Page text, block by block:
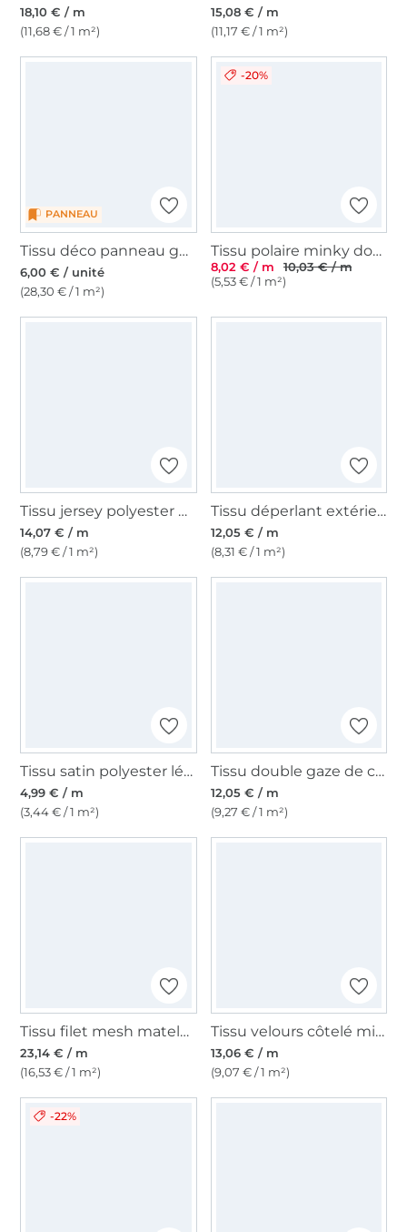
18,10 € / m
(11,68 € / 1 m²)
15,08 € / m
(11,17 € / 1 m²)
PANNEAU
Tissu déco panneau gobelin Chat Royal Cat, 46 x 46 cm
6,00 € / unité
(28,30 € / 1 m²)
-20%
Tissu polaire minky doux à pois, jaune clair
8,02 € / m
10,03 € / m
(5,53 € / 1 m²)
Tissu jersey polyester brillant stretch, or
14,07 € / m
(8,79 € / 1 m²)
Tissu déperlant extérieur léger Panama uni, jaune moutarde
12,05 € / m
(8,31 € / 1 m²)
Tissu satin polyester léger uni, jaune d'or
4,99 € / m
(3,44 € / 1 m²)
Tissu double gaze de coton Lovely Flowers, blanc vanille
12,05 € / m
(9,27 € / 1 m²)
Tissu filet mesh matelassé 3D , jaune maïs
23,14 € / m
(16,53 € / 1 m²)
Tissu velours côtelé milleraies Sopo moutarde
13,06 € / m
(9,07 € / 1 m²)
-22%